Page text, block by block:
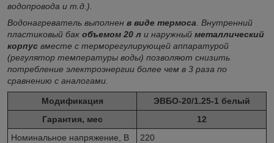
водопровода и т.д.).
Водонагреватель выполнен в виде термоса . Внутренний
пластиковый бак объемом 20 л и наружный металлический
корпус вместе с терморегулирующей аппаратурой
(регулятор температуры воды) позволяют снизить
потребление электроэнергии более чем в 3 раза по
сравнению с аналогами.
Модификация
ЭВБО-20/1.25-1 белый
Гарантия, мес
12
Номинальное напряжение, В
220